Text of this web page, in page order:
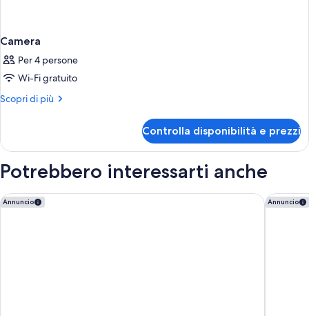
Camera
Per 4 persone
Wi-Fi gratuito
Scopri di più
Altri
Controlla disponibilità e prezzi
Potrebbero interessarti anche
Annuncio
Twelve Hotel Annuncio
Hilton